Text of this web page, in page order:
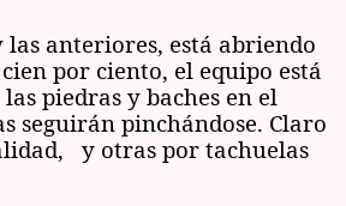
anteriores, está abriendo
por ciento, el equipo está
piedras y baches en el
seguirán pinchándose. Claro
y otras por tachuelas